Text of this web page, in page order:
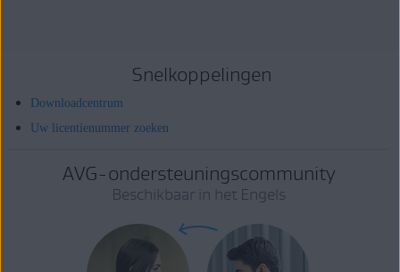
Snelkoppelingen
Downloadcentrum
Uw licentienummer zoeken
AVG-ondersteuningscommunity
Beschikbaar in het Engels